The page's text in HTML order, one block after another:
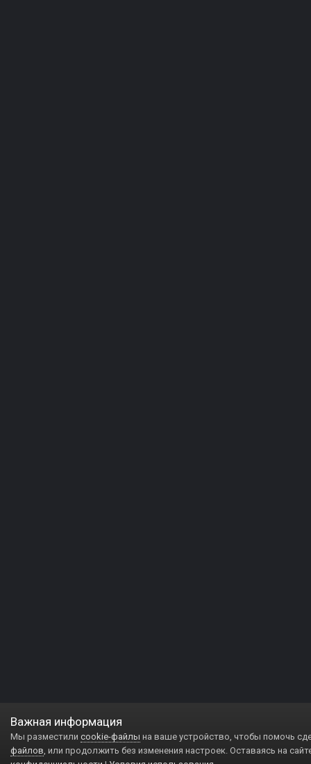
Важная информация
Мы разместили cookie-файлы на ваше устройство, чтобы помочь
файлов, или продолжить без изменения настроек. Оставаясь на